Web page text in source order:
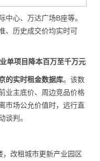
中心、万达广场B座等。
、历史成交价均实时可
单项目降本百万至千万元
的实时租金数据库。该数
业主底价、周边竞品价格
市场公允价值时，远行直
谈判。
，改租城市更新产业园区